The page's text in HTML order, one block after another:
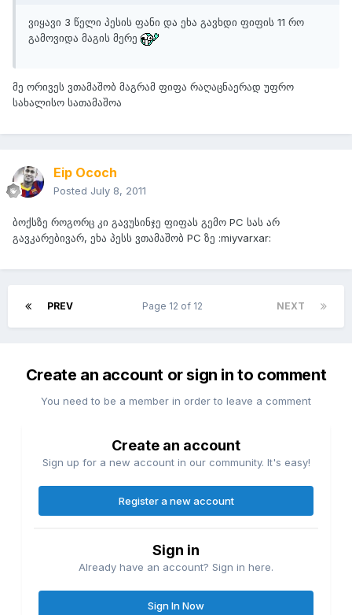
ვიყავი 3 წელი პესის ფანი და ეხა გავხდი ფიფის 11 რო
გამოვიდა მაგის მერე
მე ორივეს ვთამაშობ მაგრამ ფიფა რაღაცნაერად უფრო
სახალისო სათამაშოა
Eip Ococh
Posted July 8, 2011
ბოქსზე როგორც კი გავუსინჯე ფიფას გემო PC სას არ
გავკარებივარ, ეხა პესს ვთამაშობ PC ზე :miyvarxar:
PREV NEXT
Page 12 of 12
Create an account or sign in to comment
You need to be a member in order to leave a comment
Create an account
Sign up for a new account in our community. It's easy!
Register a new account
Sign in
Already have an account? Sign in here.
Sign In Now